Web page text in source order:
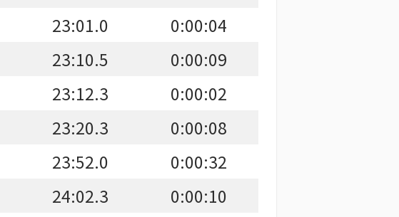
23:01.0
0:00:04
23:10.5
0:00:09
23:12.3
0:00:02
23:20.3
0:00:08
23:52.0
0:00:32
24:02.3
0:00:10